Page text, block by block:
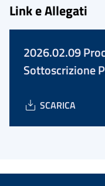
Link e Allegati
2026.02.09
Sottoscrizione
SCARICA